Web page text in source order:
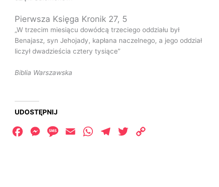
Pierwsza Księga Kronik 27, 5
„W trzecim miesiącu dowódcą trzeciego oddziału był
Benajasz, syn Jehojady, kapłana naczelnego, a jego oddział
liczył dwadzieścia cztery tysiące”
Biblia Warszawska
UDOSTĘPNIJ
FacebookMessengerMessage
Email WhatsAppTelegram
Twitter